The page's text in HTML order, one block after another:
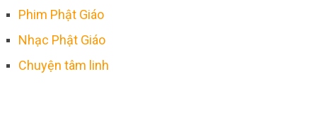
Phim Phật Giáo
Nhạc Phật Giáo
Chuyện tâm linh